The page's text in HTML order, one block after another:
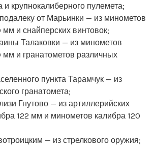
и крупнокалиберного пулемета;
от Марьинки — из минометов
мм и снайперских винтовок;
Талаковки — из минометов
мм и гранатометов различных
пункта Тарамчук — из
гранатомета;
Гнутово — из артиллерийских
122 мм и минометов калибра 120
— из стрелкового оружия;